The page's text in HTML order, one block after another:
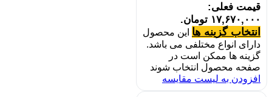
قیمت فعلی:
۱۷,۶۷۰,۰۰۰ تومان.
انتخاب گزینه ها این محصول
دارای انواع مختلفی می باشد.
گزینه ها ممکن است در
صفحه محصول انتخاب شوند
افزودن به لیست مقایسه